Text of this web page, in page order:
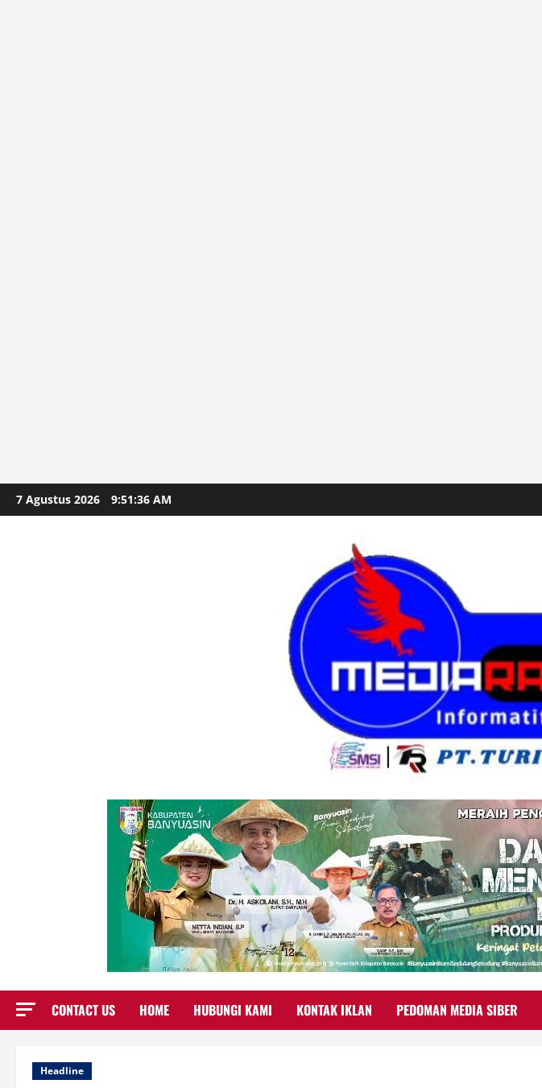
Skip
to
7 Agustus 2026 9:51:37 AM
CONTACT US HOME HUBUNGI KAMI KONTAK IKLAN PEDOMAN MEDIA SIBER
Headline